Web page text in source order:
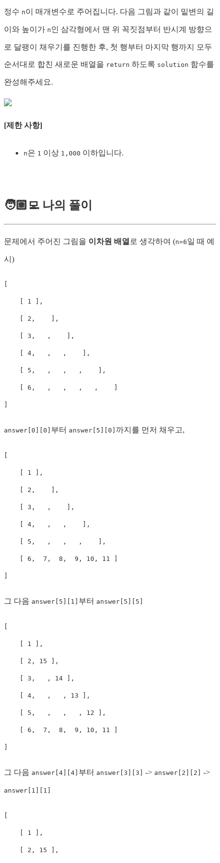
정수 n이 매개변수로 주어집니다. 다음 그림과 같이 밑변의 길
이와 높이가 n인 삼각형에서 맨 위 꼭짓점부터 반시계 방향으
로 달팽이 채우기를 진행한 후, 첫 행부터 마지막 행까지 모두
순서대로 합친 새로운 배열을 return 하도록 solution 함수를
완성해주세요.
[제한 사항]
n은 1 이상 1,000 이하입니다.
🧑🏼‍💻 나의 풀이
문제에서 주어진 그림을 이차원 배열 로 생각하여 (n=6일 때 예
시)
    [ 1 ],
    [ 2,    ],
    [ 3,   ,    ],
    [ 4,   ,   ,    ],
    [ 5,   ,   ,   ,    ],
    [ 6,   ,   ,   ,   ,    ]
answer[0][0] 부터 answer[5][0] 까지를 먼저 채우고,
    [ 1 ],
    [ 2,    ],
    [ 3,   ,    ],
    [ 4,   ,   ,    ],
    [ 5,   ,   ,   ,    ],
    [ 6,  7,  8,  9, 10, 11 ]
그 다음 answer[5][1] 부터 answer[5][5]
    [ 1 ],
    [ 2, 15 ],
    [ 3,   , 14 ],
    [ 4,   ,   , 13 ],
    [ 5,   ,   ,   , 12 ],
    [ 6,  7,  8,  9, 10, 11 ]
그 다음 answer[4][4] 부터 answer[3][3] -> answer[2][2] ->
answer[1][1]
    [ 1 ],
    [ 2, 15 ],